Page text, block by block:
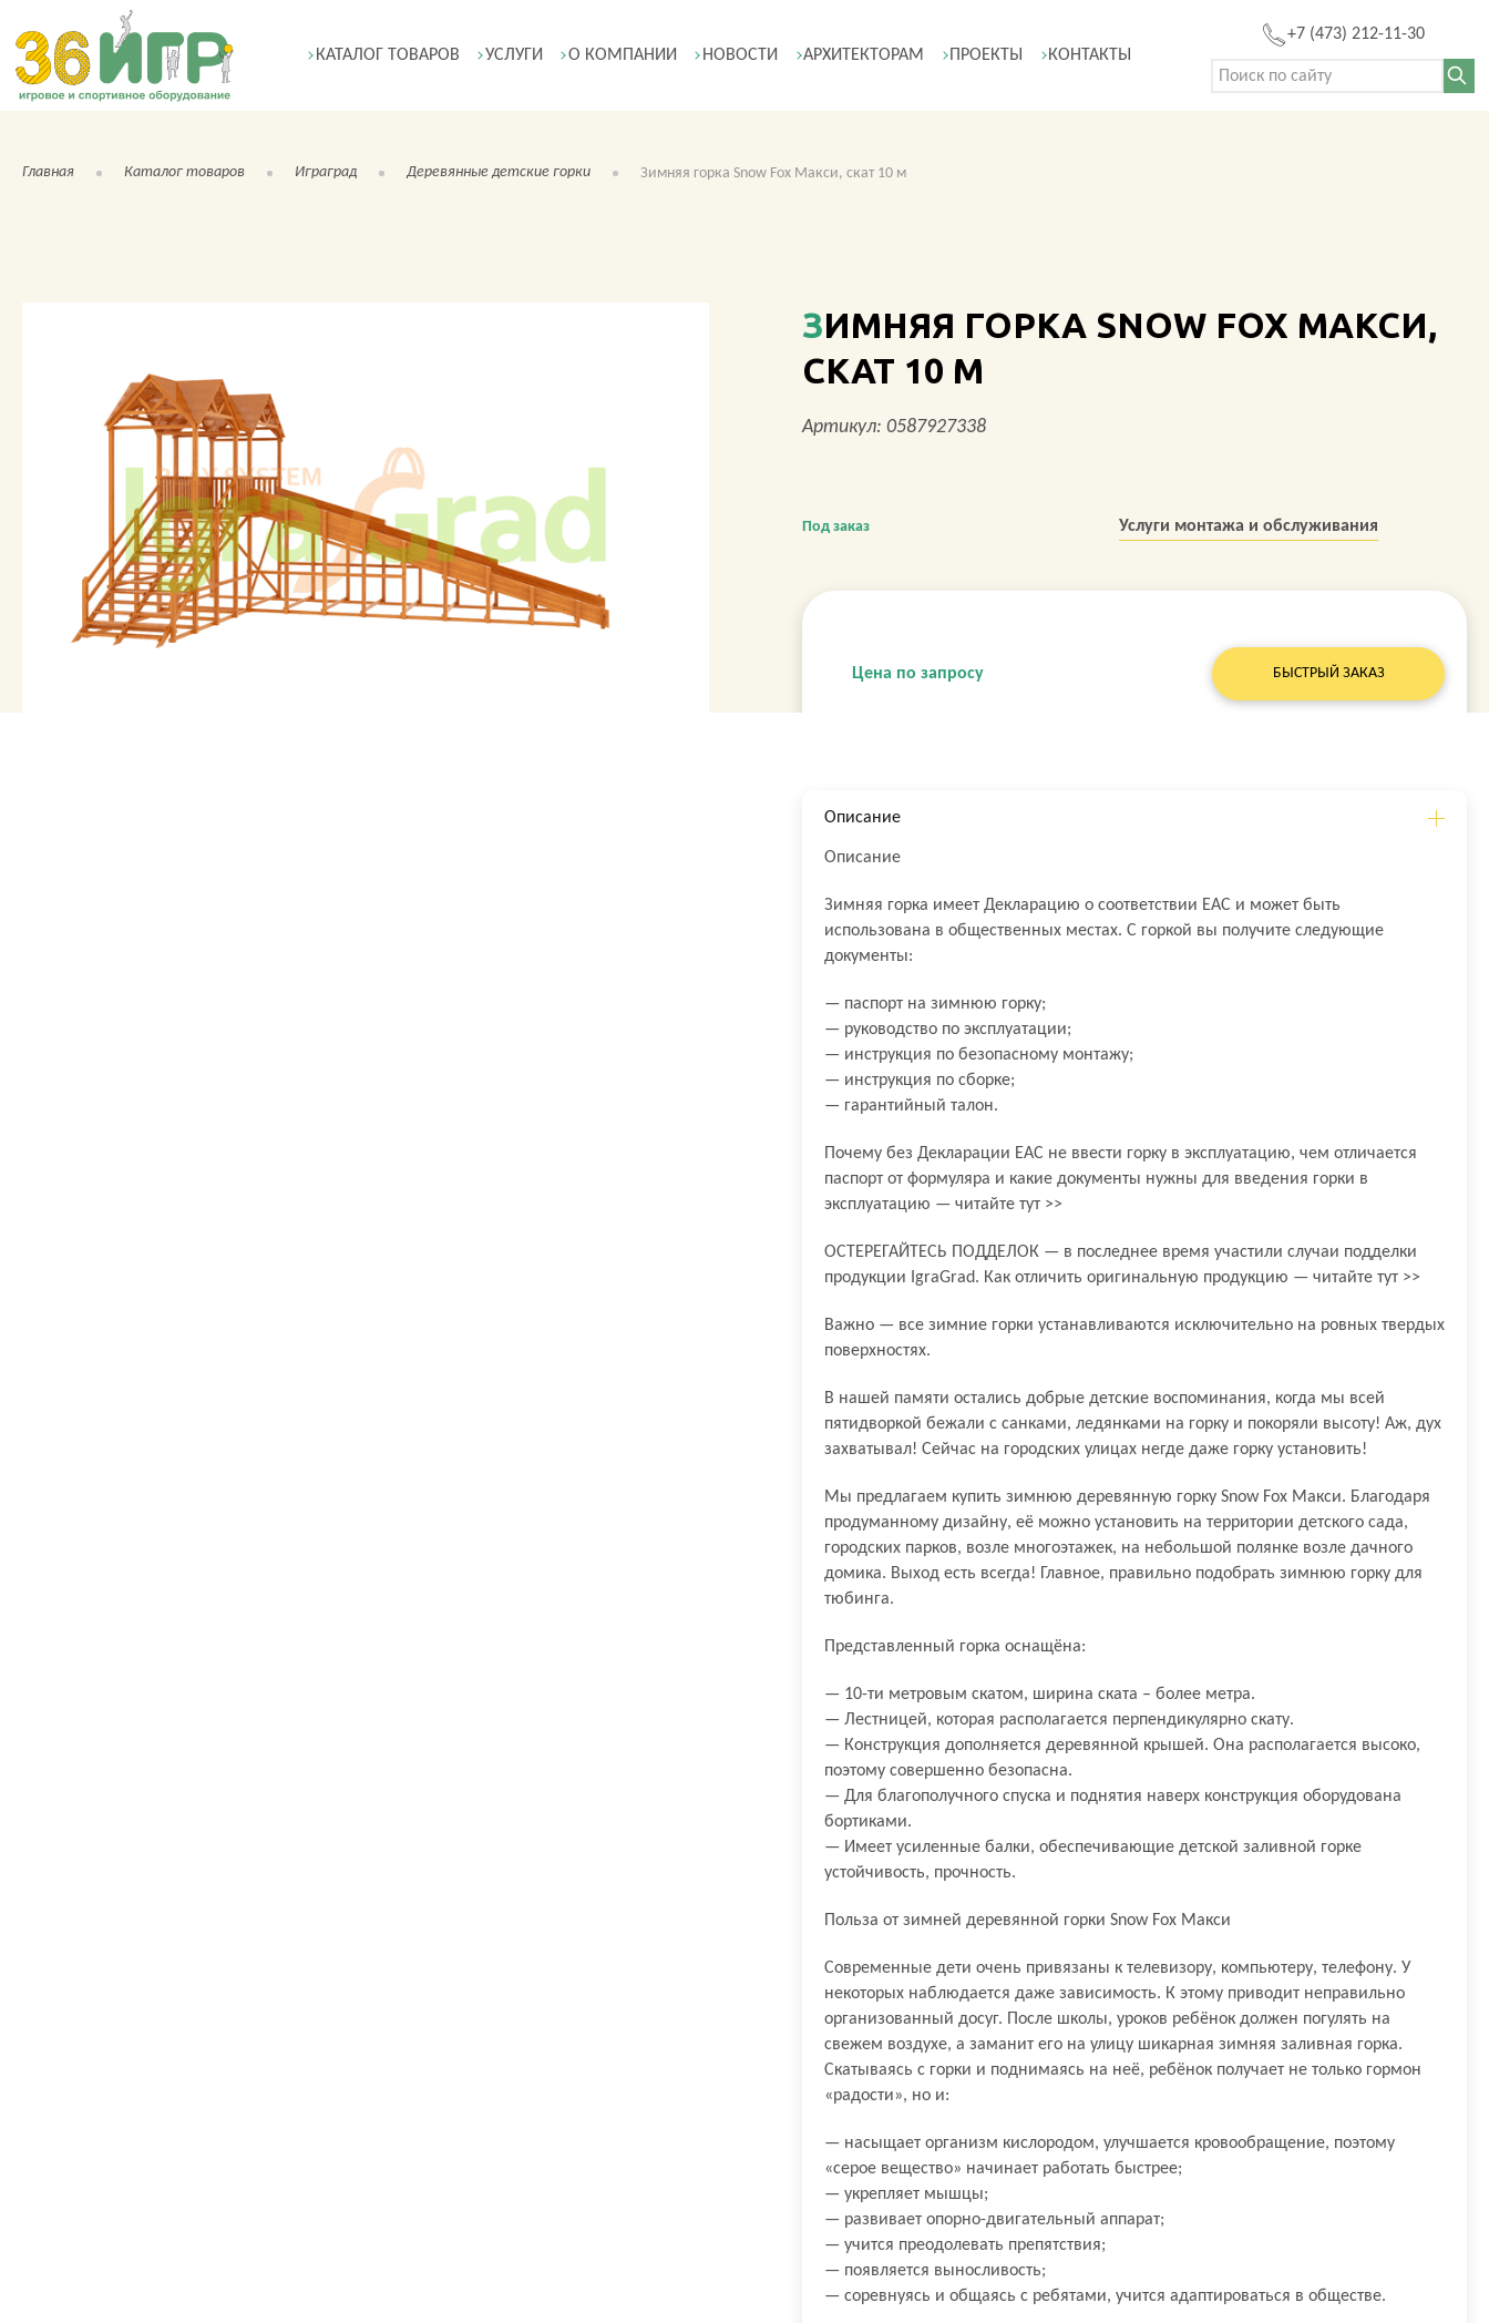
КАТАЛОГ ТОВАРОВ УСЛУГИ О КОМПАНИИ НОВОСТИ АРХИТЕКТОРАМ ПРОЕКТЫ КОНТАКТЫ
+7 (473) 212-11-30
Поиск:
Главная Каталог товаров Играград Деревянные детские горки Зимняя горка Snow Fox Макси, скат 10 м
ЗИМНЯЯ ГОРКА SNOW FOX МАКСИ,
СКАТ 10 М
Артикул: 0587927338
Под заказ Услуги монтажа и обслуживания
Цена по запросу БЫСТРЫЙ ЗАКАЗ
Описание
Описание
Зимняя горка имеет Декларацию о соответствии EAC и может быть
использована в общественных местах. С горкой вы получите следующие
документы:
— паспорт на зимнюю горку;
— руководство по эксплуатации;
— инструкция по безопасному монтажу;
— инструкция по сборке;
— гарантийный талон.
Почему без Декларации EAC не ввести горку в эксплуатацию, чем отличается
паспорт от формуляра и какие документы нужны для введения горки в
эксплуатацию — читайте тут >>
ОСТЕРЕГАЙТЕСЬ ПОДДЕЛОК — в последнее время участили случаи подделки
продукции IgraGrad. Как отличить оригинальную продукцию — читайте тут >>
Важно — все зимние горки устанавливаются исключительно на ровных твердых
поверхностях.
В нашей памяти остались добрые детские воспоминания, когда мы всей
пятидворкой бежали с санками, ледянками на горку и покоряли высоту! Аж, дух
захватывал! Сейчас на городских улицах негде даже горку установить!
Мы предлагаем купить зимнюю деревянную горку Snow Fox Макси. Благодаря
продуманному дизайну, её можно установить на территории детского сада,
городских парков, возле многоэтажек, на небольшой полянке возле дачного
домика. Выход есть всегда! Главное, правильно подобрать зимнюю горку для
тюбинга.
Представленный горка оснащёна:
— 10-ти метровым скатом, ширина ската – более метра.
— Лестницей, которая располагается перпендикулярно скату.
— Конструкция дополняется деревянной крышей. Она располагается высоко,
поэтому совершенно безопасна.
— Для благополучного спуска и поднятия наверх конструкция оборудована
бортиками.
— Имеет усиленные балки, обеспечивающие детской заливной горке
устойчивость, прочность.
Польза от зимней деревянной горки Snow Fox Макси
Современные дети очень привязаны к телевизору, компьютеру, телефону. У
некоторых наблюдается даже зависимость. К этому приводит неправильно
организованный досуг. После школы, уроков ребёнок должен погулять на
свежем воздухе, а заманит его на улицу шикарная зимняя заливная горка.
Скатываясь с горки и поднимаясь на неё, ребёнок получает не только гормон
«радости», но и:
— насыщает организм кислородом, улучшается кровообращение, поэтому
«серое вещество» начинает работать быстрее;
— укрепляет мышцы;
— развивает опорно-двигательный аппарат;
— учится преодолевать препятствия;
— появляется выносливость;
— соревнуясь и общаясь с ребятами, учится адаптироваться в обществе.